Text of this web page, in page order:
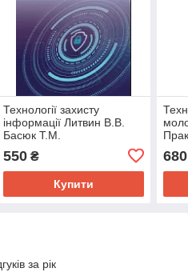
Технології захисту
інформації Литвин В.В.
Басюк Т.М.
550₴
Купити
680
за рік